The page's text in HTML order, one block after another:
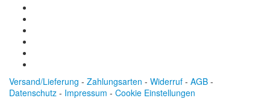
Versand/Lieferung - Zahlungsarten - Widerruf - AGB -
Datenschutz - Impressum - Cookie Einstellungen